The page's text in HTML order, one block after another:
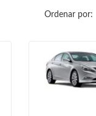
Ordenar por: